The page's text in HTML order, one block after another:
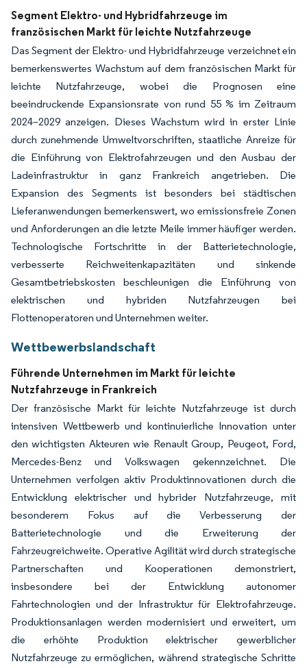
Segment Elektro- und Hybridfahrzeuge im
französischen Markt für leichte Nutzfahrzeuge
Das Segment der Elektro- und Hybridfahrzeuge verzeichnet ein
bemerkenswertes Wachstum auf dem französischen Markt für
leichte Nutzfahrzeuge, wobei die Prognosen eine
beeindruckende Expansionsrate von rund 55 % im Zeitraum
2024–2029 anzeigen. Dieses Wachstum wird in erster Linie
durch zunehmende Umweltvorschriften, staatliche Anreize für
die Einführung von Elektrofahrzeugen und den Ausbau der
Ladeinfrastruktur in ganz Frankreich angetrieben. Die
Expansion des Segments ist besonders bei städtischen
Lieferanwendungen bemerkenswert, wo emissionsfreie Zonen
und Anforderungen an die letzte Meile immer häufiger werden.
Technologische Fortschritte in der Batterietechnologie,
verbesserte Reichweitenkapazitäten und sinkende
Gesamtbetriebskosten beschleunigen die Einführung von
elektrischen und hybriden Nutzfahrzeugen bei
Flottenoperatoren und Unternehmen weiter.
Wettbewerbslandschaft
Führende Unternehmen im Markt für leichte
Nutzfahrzeuge in Frankreich
Der französische Markt für leichte Nutzfahrzeuge ist durch
intensiven Wettbewerb und kontinuierliche Innovation unter
den wichtigsten Akteuren wie Renault Group, Peugeot, Ford,
Mercedes-Benz und Volkswagen gekennzeichnet. Die
Unternehmen verfolgen aktiv Produktinnovationen durch die
Entwicklung elektrischer und hybrider Nutzfahrzeuge, mit
besonderem Fokus auf die Verbesserung der
Batterietechnologie und die Erweiterung der
Fahrzeugreichweite. Operative Agilität wird durch strategische
Partnerschaften und Kooperationen demonstriert,
insbesondere bei der Entwicklung autonomer
Fahrtechnologien und der Infrastruktur für Elektrofahrzeuge.
Produktionsanlagen werden modernisiert und erweitert, um
die erhöhte Produktion elektrischer gewerblicher
Nutzfahrzeuge zu ermöglichen, während strategische Schritte